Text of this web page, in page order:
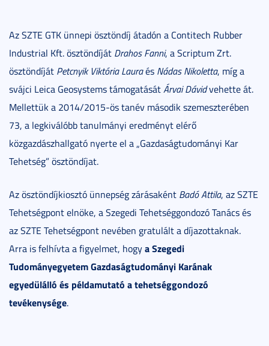
Az SZTE GTK ünnepi ösztöndíj átadón a Contitech Rubber
Industrial Kft. ösztöndíját Drahos Fanni, a Scriptum Zrt.
ösztöndíját Petcnyik Viktória Lauraés Nádas Nikoletta, míg a
svájci Leica Geosystems támogatásátÁrvai Dávidvehette át.
Mellettük a 2014/2015-ös tanév második szemeszterében
73, a legkiválóbb tanulmányi eredményt elérő
közgazdászhallgató nyerte el a „Gazdaságtudományi Kar
Tehetség” ösztöndíjat.
Az ösztöndíjkiosztó ünnepség zárásaként Badó Attila, az SZTE
Tehetségpont elnöke, a Szegedi Tehetséggondozó Tanács és
az SZTE Tehetségpont nevében gratulált a díjazottaknak.
Arra is felhívta a figyelmet, hogya Szegedi
Tudományegyetem Gazdaságtudományi Karának
egyedülálló és példamutató a tehetséggondozó
tevékenysége.